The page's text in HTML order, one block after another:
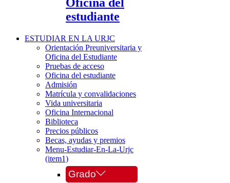
Oficina del
estudiante
ESTUDIAR EN LA URJC
Orientación Preuniversitaria y
Oficina del Estudiante
Pruebas de acceso
Oficina del estudiante
Admisión
Matrícula y convalidaciones
Vida universitaria
Oficina Internacional
Biblioteca
Precios públicos
Becas, ayudas y premios
Menu-Estudiar-En-La-Urjc
(item1)
Grado